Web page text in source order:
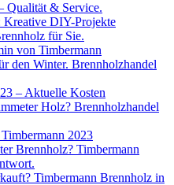
Qualität & Service.
DIY-Projekte
für Sie.
von Timbermann
den Winter. Brennholzhandel
– Aktuelle Kosten
Holz? Brennholzhandel
2023
Brennholz? Timbermann
Timbermann Brennholz in